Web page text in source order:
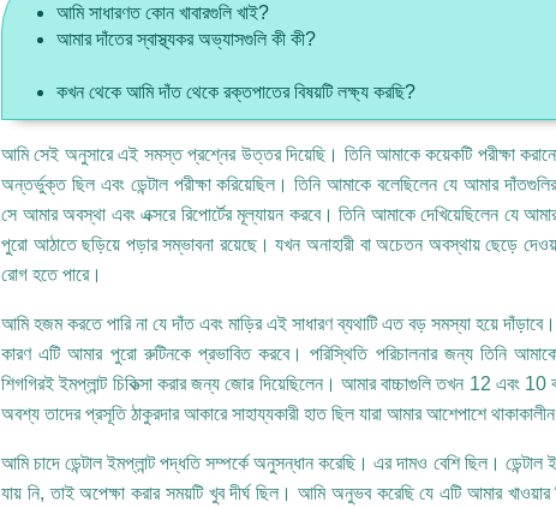
আমি সাধারণত কোন খাবারগুলি খাই?
আমার দাঁতের স্বাস্থ্যকর অভ্যাসগুলি কী কী?
কখন থেকে আমি দাঁত থেকে রক্তপাতের বিষয়টি লক্ষ্য করছি?
আমি সেই অনুসারে এই সমস্ত প্রশ্নের উত্তর দিয়েছি। তিনি আমাকে কয়েকটি পরীক্ষা
অন্তর্ভুক্ত ছিল এবং ডেন্টাল পরীক্ষা করিয়েছিল। তিনি আমাকে বলেছিলেন যে আমার
সে আমার অবস্থা এবং এক্সরে রিপোর্টের মূল্যায়ন করবে। তিনি আমাকে দেখিয়েছিলেন যে
পুরো আঠাতে ছড়িয়ে পড়ার সম্ভাবনা রয়েছে। যখন অনাহারী বা অচেতন অবস্থায় ছেড়ে
রোগ হতে পারে।
আমি হজম করতে পারি না যে দাঁত এবং মাড়ির এই সাধারণ ব্যথাটি এত বড় সমস্যা হয়ে
কারণ এটি আমার পুরো রুটিনকে প্রভাবিত করবে। পরিস্থিতি পরিচালনার জন্য তিনি আমাকে
শিগগিরই ইমপ্লান্ট চিকিত্সা করার জন্য জোর দিয়েছিলেন। আমার বাচ্চাগুলি তখন 12 এবং
অবশ্য তাদের প্রসূতি ঠাকুরদার আকারে সাহায্যকারী হাত ছিল যারা আমার আশেপাশে
আমি চাদে ডেন্টাল ইমপ্লান্ট পদ্ধতি সম্পর্কে অনুসন্ধান করেছি। এর দামও বেশি ছিল। ডেন্টাল
যায় নি, তাই অপেক্ষা করার সময়টি খুব দীর্ঘ ছিল। আমি অনুভব করেছি যে এটি আমার